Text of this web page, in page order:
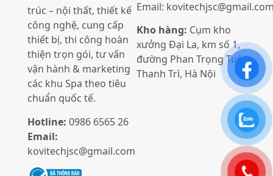
trúc – nội thất, thiết kế
công nghệ, cung cấp
thiết bị, thi công hoàn
thiện trọn gói, tư vấn
vận hành & marketing
các khu Spa theo tiêu
chuẩn quốc tế.
Hotline: 0986 6565 26
Email:
kovitechjsc@gmail.com
Email:
Kho hàng: Cụm kho
xưởng Đại La, km số 1,
đường Phan Trọng Tuệ,
Thanh Trì, Hà Nội